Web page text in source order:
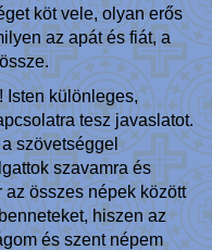
köt vele, olyan erős
az apát és fiát, a
Isten különleges,
tesz javaslatot.
szövetséggel
szavamra és
az összes népek között
hiszen az
és szent népem